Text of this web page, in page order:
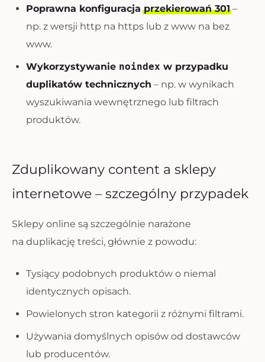
Poprawna konfiguracjaprzekierowań 301–
np. z wersji http na https lub z www na bez
www.
Wykorzystywanie noindex w przypadku
duplikatów technicznych – np. w wynikach
wyszukiwania wewnętrznego lub filtrach
produktów.
Zduplikowany content a sklepy
internetowe – szczególny przypadek
Sklepy online są szczególnie narażone
na duplikację treści, głównie z powodu:
Tysiący podobnych produktów o niemal
identycznych opisach.
Powielonych stron kategorii z różnymi filtrami.
Używania domyślnych opisów od dostawców
lub producentów.